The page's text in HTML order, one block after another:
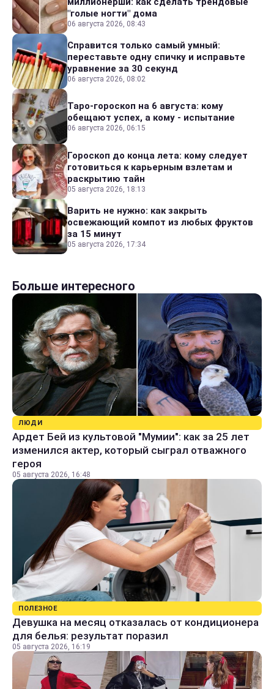
"голые ногти" дома
06 августа 2026, 08:43
Справится только самый умный:
переставьте одну спичку и исправьте
уравнение за 30 секунд
06 августа 2026, 08:02
Таро-гороскоп на 6 августа: кому
обещают успех, а кому - испытание
06 августа 2026, 06:15
Гороскоп до конца лета: кому следует
готовиться к карьерным взлетам и
раскрытию тайн
05 августа 2026, 18:13
Варить не нужно: как закрыть
освежающий компот из любых фруктов
за 15 минут
05 августа 2026, 17:34
Больше интересного
ЛЮДИ
Ардет Бей из культовой "Мумии": как за 25 лет
изменился актер, который сыграл отважного
героя
05 августа 2026, 16:48
ПОЛЕЗНОЕ
Девушка на месяц отказалась от кондиционера
для белья: результат поразил
05 августа 2026, 16:19